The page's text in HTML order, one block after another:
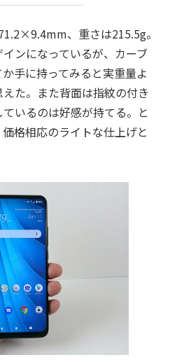
、重さは215.5g。
ンになっているが、カーブ
手に持ってみると実重量よ
た。また背面は指紋の付き
いるのは好感が持てる。と
格相応のライトな仕上げと